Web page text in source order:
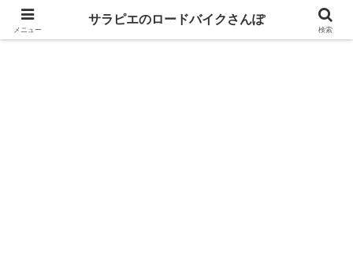
GIANT乗りが自転車パーツのレビューとロングライドの魅力を語るブログ
メニュー
サラピエのロードバイクさんぽ
検索